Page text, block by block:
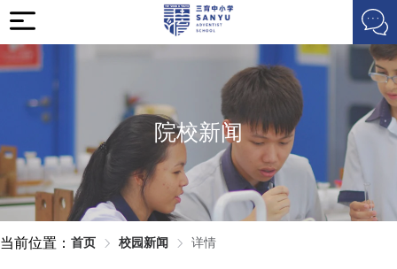
院校新闻
当前位置： 首页 校园新闻 详情